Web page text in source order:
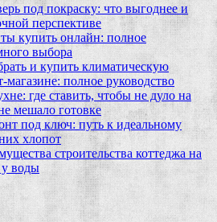
под покраску: что выгоднее и
перспективе
купить онлайн: полное
выбора
и купить климатическую
полное руководство
где ставить, чтобы не дуло на
мешало готовке
под ключ: путь к идеальному
хлопот
строительства коттеджа на
у воды